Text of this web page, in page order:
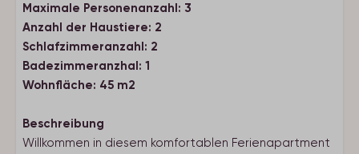
Maximale Personenanzahl: 3
Anzahl der Haustiere: 2
Schlafzimmeranzahl: 2
Badezimmeranzhal: 1
Wohnfläche: 45 m2
Beschreibung
Willkommen in diesem komfortablen Ferienapartment